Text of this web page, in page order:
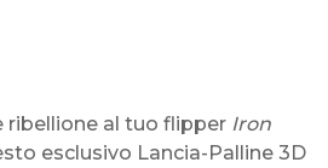
ribellione al tuo flipper Iron
esclusivo Lancia-Palline 3D